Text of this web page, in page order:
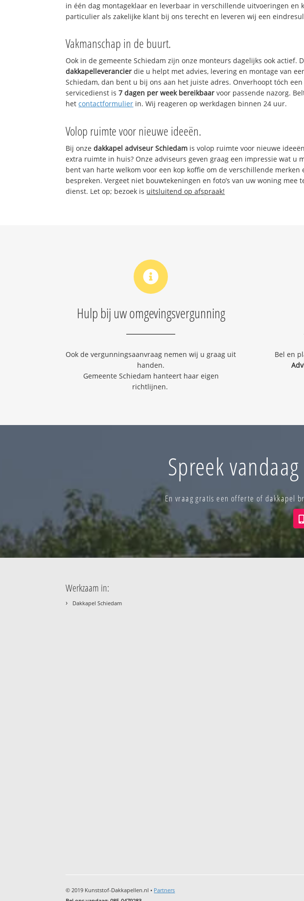
in één dag montageklaar en leverbaar in verschillende uitvoeringen en
particulier als zakelijke klant bij ons terecht en leveren wij een
Vakmanschap in de buurt.
Ook in de gemeente Schiedam zijn onze monteurs dagelijks ook actief.
dakkapelleverancier die u helpt met advies, levering en montage van
Schiedam, dan bent u bij ons aan het juiste adres. Onverhoopt tóch
servicedienst is7 dagen per week bereikbaar voor passende nazorg.
hetcontactformulier in. Wij reageren op werkdagen binnen 24 uur.
Volop ruimte voor nieuwe ideeën.
Bij onzedakkapel adviseur Schiedam is volop ruimte voor nieuwe
extra ruimte in huis? Onze adviseurs geven graag een impressie wat u
bent van harte welkom voor een kop koffie om de verschillende
bespreken. Vergeet niet bouwtekeningen en foto’s van uw woning mee
dienst. Let op; bezoek is uitsluitend op afspraak!
Hulp bij uw omgevingsvergunning
Ook de vergunningsaanvraag nemen wij u graag uit
handen.
Gemeente Schiedam hanteert haar eigen
richtlijnen.
Bel en
Spreek
En vraag gratis een offerte of dakkapel
Werkzaam in:
› Dakkapel Schiedam
© 2019 Kunststof-Dakkapellen.nl • Partners